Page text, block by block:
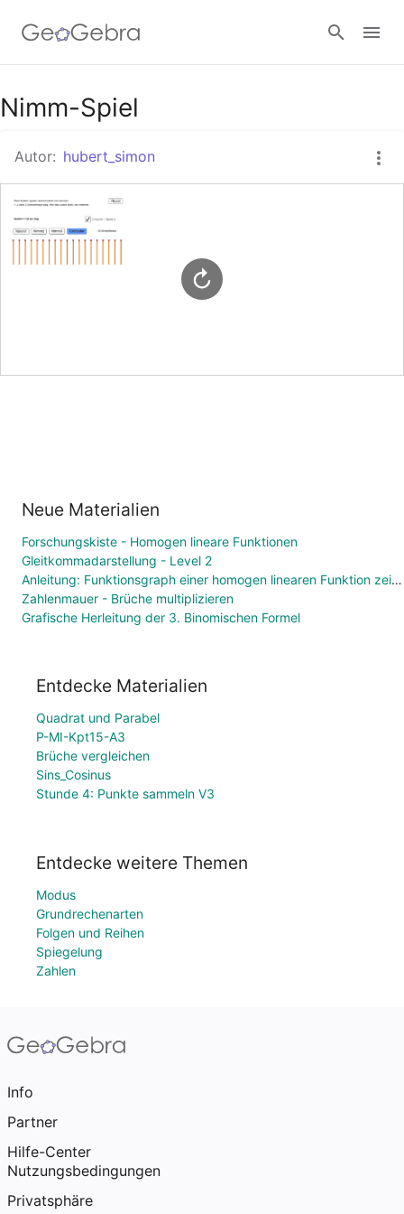
Google Classroom
GeoGebra Classroom
Nimm-Spiel
Autor: hubert_simon
Neue Materialien
Forschungskiste - Homogen lineare Funktionen
Gleitkommadarstellung - Level 2
Anleitung: Funktionsgraph einer homogen linearen Funktion zeichnen
Zahlenmauer - Brüche multiplizieren
Grafische Herleitung der 3. Binomischen Formel
Entdecke Materialien
Quadrat und Parabel
P-MI-Kpt15-A3
Brüche vergleichen
Sins_Cosinus
Stunde 4: Punkte sammeln V3
Entdecke weitere Themen
Modus
Grundrechenarten
Folgen und Reihen
Spiegelung
Zahlen
Info
Partner
Hilfe-Center
Nutzungsbedingungen
Privatsphäre